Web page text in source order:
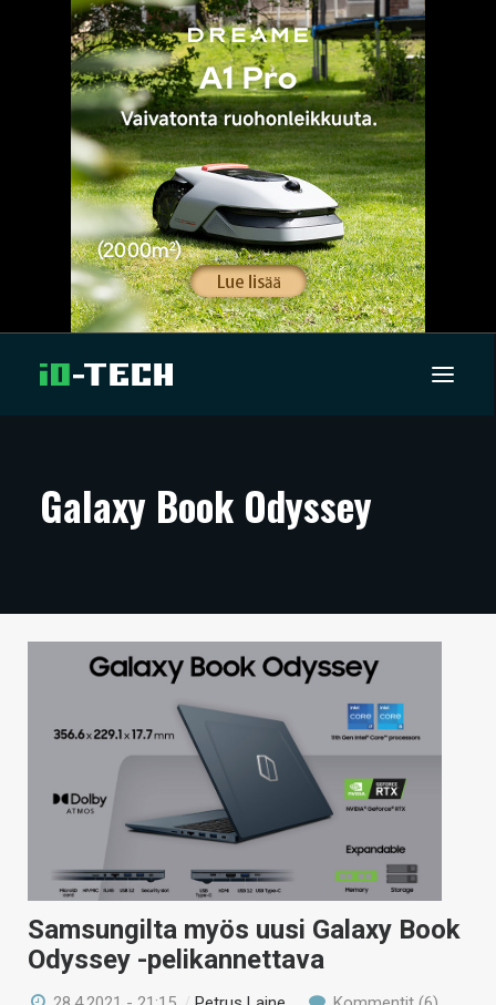
ARTIKKELIT
TECHBBS
VAIHDA TEEMA
Galaxy Book Odyssey
Samsungilta myös uusi Galaxy Book
Odyssey -pelikannettava